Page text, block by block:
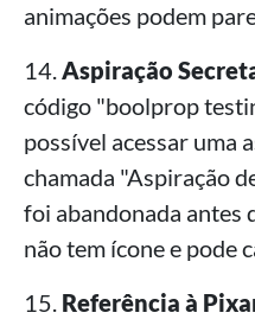
animações podem
14.Aspiração
código "boolprop
possível acessar uma
chamada "Aspiração
foi abandonada antes
não tem ícone e pode
15. Referência à